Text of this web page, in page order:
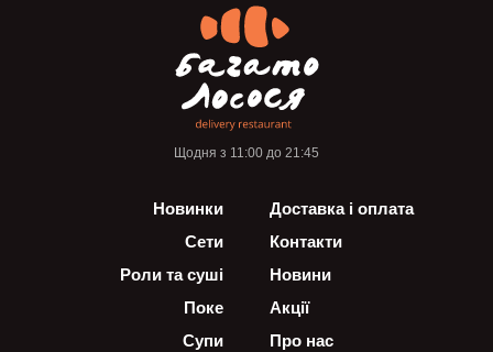
Щодня з 11:00 до 21:45
Новинки
Сети
Роли та суші
Поке
Супи
Доставка і оплата
Контакти
Новини
Акції
Про нас